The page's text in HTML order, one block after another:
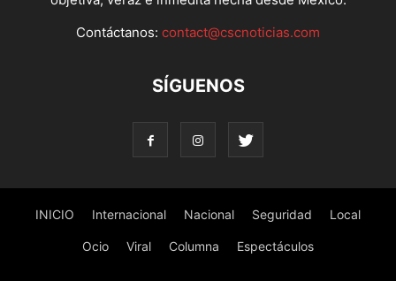
Contáctanos: contact@cscnoticias.com
SÍGUENOS
INICIO Internacional Nacional Seguridad Local
Ocio Viral Columna Espectáculos